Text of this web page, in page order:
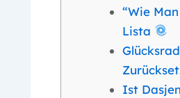
“Wie
Lista
Ist